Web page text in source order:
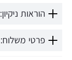
הוראות ניקיון:
פרטי משלוח: